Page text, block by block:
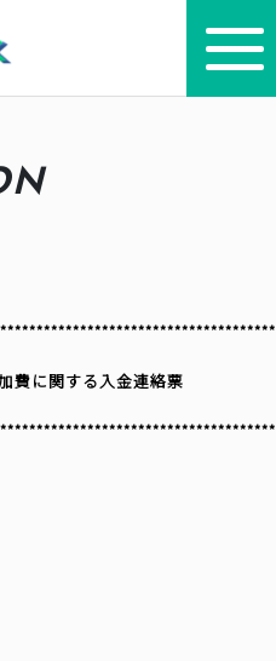
費に関する入金連絡票